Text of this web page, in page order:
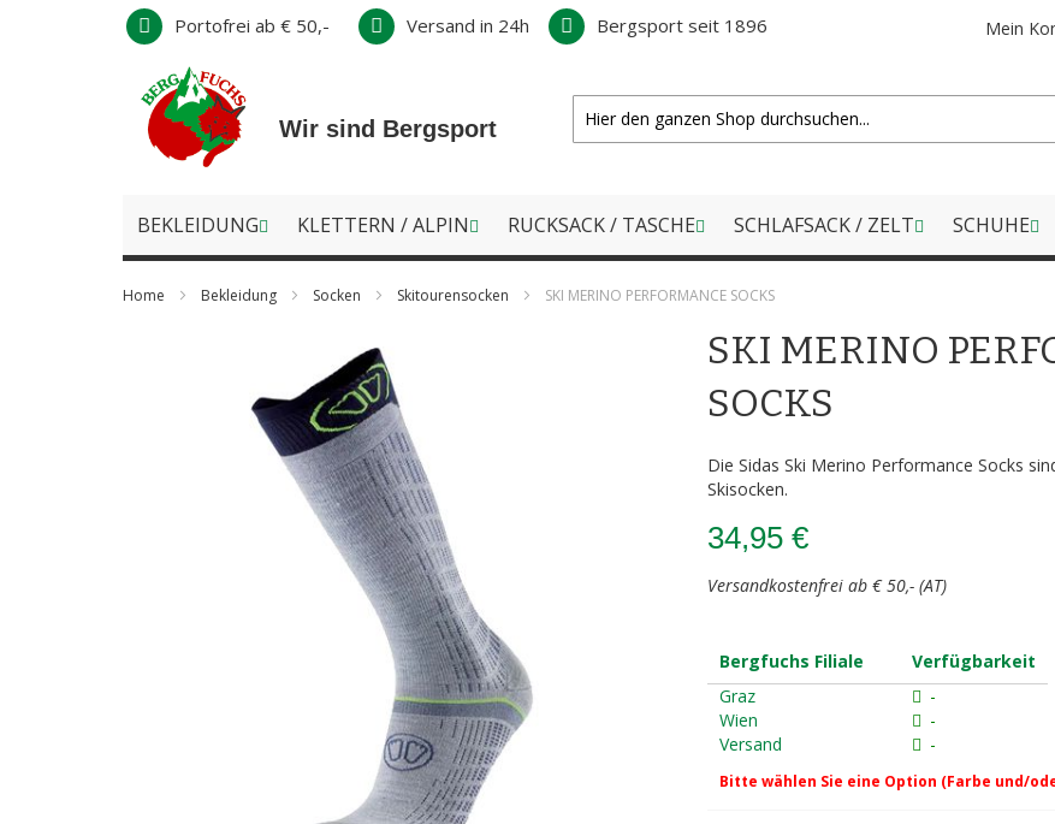
Direkt
Inhalt
Mein
Portofrei ab € 50,- Versand in 24h Bergsport seit 1896
Wir sind Bergsport
BEKLEIDUNG KLETTERN / ALPIN RUCKSACK / TASCHE SCHLAFSACK / ZELT SCHUHE
Home Bekleidung Socken Skitourensocken SKI MERINO PERFORMANCE SOCKS
SKI MERINO
SOCKS
Die Sidas Ski Merino Performance Socks
Skisocken.
34,95 €
Versandkostenfrei ab € 50,- (AT)
Bergfuchs Filiale
Verfügbarkeit
Graz
-
Wien
-
Versand
-
Bitte wählen Sie eine Option (Farbe und/